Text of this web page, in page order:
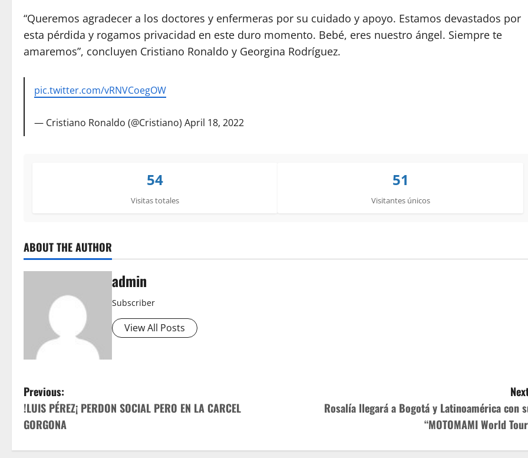
“Queremos agradecer a los doctores y enfermeras por su cuidado y apoyo. Estamos devastados por
esta pérdida y rogamos privacidad en este duro momento. Bebé, eres nuestro ángel. Siempre te
amaremos”, concluyen Cristiano Ronaldo y Georgina Rodríguez.
pic.twitter.com/vRNVCoegOW
— Cristiano Ronaldo (@Cristiano)April 18, 2022
54
Visitas totales
51
Visitantes únicos
ABOUT THE AUTHOR
admin
Subscriber
View All Posts
P
o
s
Previous:
!LUIS PÉREZ¡ PERDON SOCIAL PERO EN LA CARCEL
GORGONA
Rosalía llegará a Bogotá y Latinoamérica con
“MOTOMAMI World